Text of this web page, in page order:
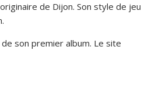
de Dijon. Son style de jeu
son premier album. Le site